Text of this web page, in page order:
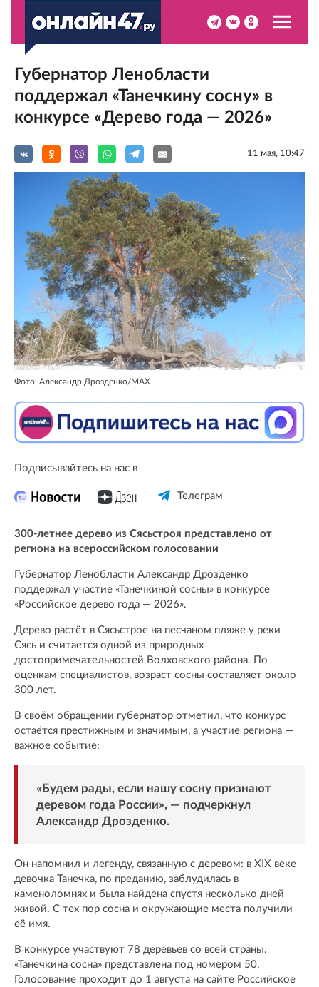
Губернатор Ленобласти
поддержал «Танечкину сосну» в
конкурсе «Дерево года — 2026»
11 мая, 10:47
Фото: Александр Дрозденко/MAX
Подписывайтесь на нас в
Телеграм
300-летнее дерево из Сясьстроя представлено от
региона на всероссийском голосовании
Губернатор Ленобласти Александр Дрозденко
поддержал участие «Танечкиной сосны» в конкурсе
«Российское дерево года — 2026».
Дерево растёт в Сясьстрое на песчаном пляже у реки
Сясь и считается одной из природных
достопримечательностей Волховского района. По
оценкам специалистов, возраст сосны составляет около
300 лет.
В своём обращении губернатор отметил, что конкурс
остаётся престижным и значимым, а участие региона —
важное событие:
«Будем рады, если нашу сосну признают
деревом года России», — подчеркнул
Александр Дрозденко.
Он напомнил и легенду, связанную с деревом: в XIX веке
девочка Танечка, по преданию, заблудилась в
каменоломнях и была найдена спустя несколько дней
живой. С тех пор сосна и окружающие места получили
её имя.
В конкурсе участвуют 78 деревьев со всей страны.
«Танечкина сосна» представлена под номером 50.
Голосование проходит до 1 августа на сайте Российское